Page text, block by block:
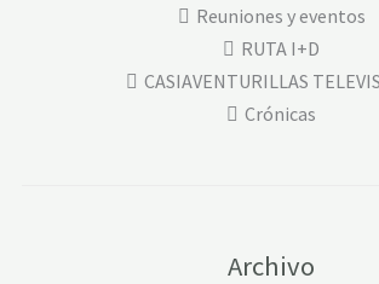
Reuniones y eventos
RUTA I+D
CASIAVENTURILLAS
Crónicas
Archivo